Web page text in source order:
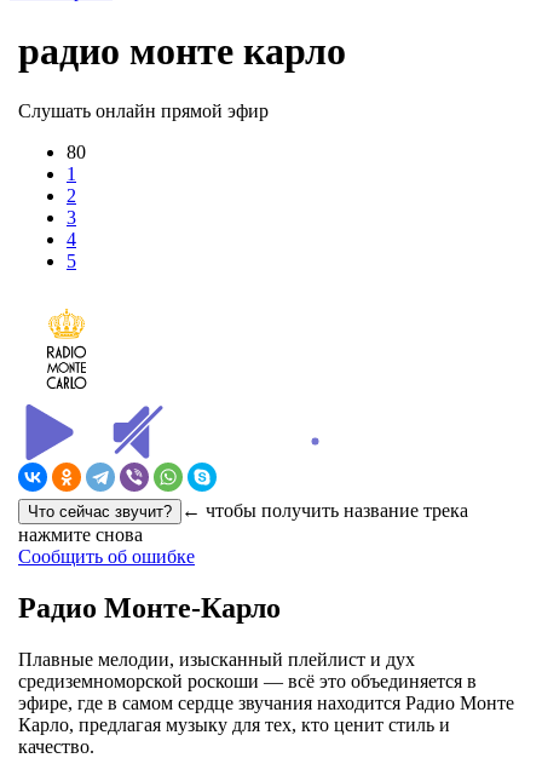
радио монте карло
Слушать онлайн прямой эфир
80
1
2
3
4
5
← чтобы получить название трека
нажмите снова
Сообщить об ошибке
Радио Монте-Карло
Плавные мелодии, изысканный плейлист и дух
средиземноморской роскоши — всё это объединяется в
эфире, где в самом сердце звучания находится Радио Монте
Карло, предлагая музыку для тех, кто ценит стиль и
качество.